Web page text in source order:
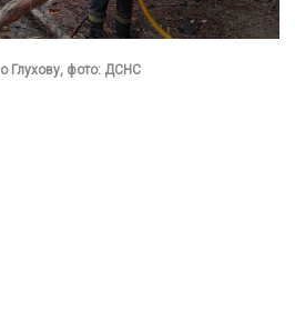
Глухову, фото: ДСНС